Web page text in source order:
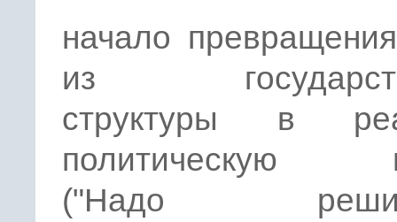
начало
из
структуры в
политическую
("Надо